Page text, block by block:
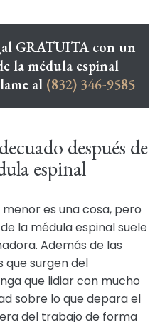
GRATUITA con un
la médula espinal
al (832) 346-9585
después de
espinal
es una cosa, pero
la médula espinal suele
Además de las
surgen del
que lidiar con mucho
sobre lo que depara el
del trabajo de forma